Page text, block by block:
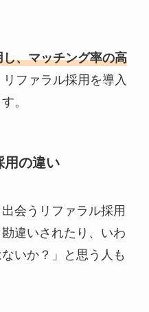
、マッチング率の高
ファラル採用を導入
。
用の違い
会うリファラル採用
違いされたり、いわ
いか？」と思う人も